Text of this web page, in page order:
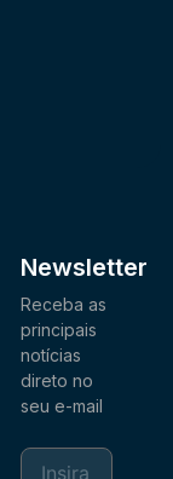
Newsletter
Receba as
principais
notícias
direto no
seu e-mail